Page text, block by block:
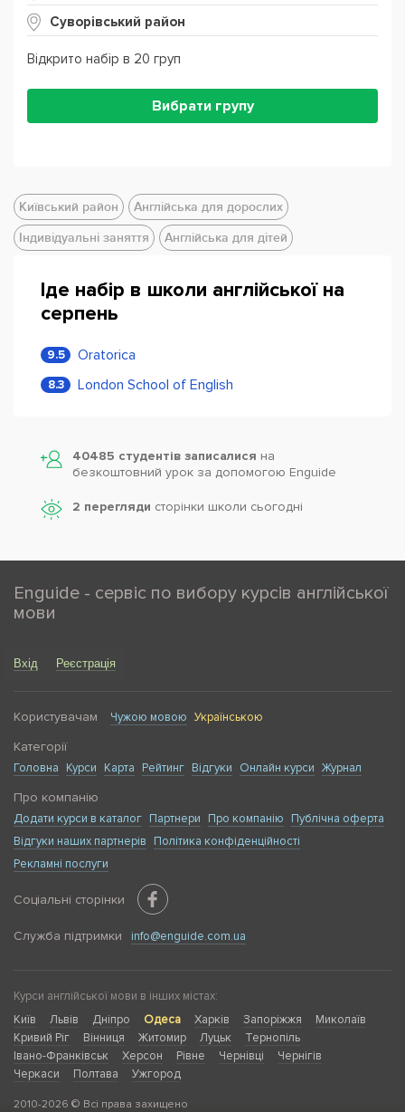
Суворівський район
Відкрито набір в 20 груп
Вибрати групу
Київський район
Англійська для дорослих
Індивідуальні заняття
Англійська для дітей
Іде набір в школи англійської на
серпень
9.5 Oratorica
8.3 London School of English
40485 студентів записалися на
безкоштовний урок за допомогою Enguide
2 перегляди сторінки школи cьогодні
Enguide - сервіс по вибору курсів англійської
мови
Вхід Реєстрація
Користувачам Чужою мовою Українською
Категорії
Головна Курси Карта Рейтинг Відгуки Онлайн курси Журнал
Про компанію
Додати курси в каталог Партнери Про компанію
Публічна оферта
Відгуки наших партнерів
Політика конфіденційності
Рекламні послуги
Соціальні сторінки
Служба підтримки info@enguide.com.ua
Курси англійської мови в інших містах:
Київ
Львів Дніпро Одеса Харків Запоріжжя
Миколаїв
Кривий Ріг
Вінниця Житомир Луцьк
Тернопіль
Івано-Франківськ
Херсон Рівне Чернівці
Чернігів
Черкаси
Полтава Ужгород
2010-2026 © Всі права захищено